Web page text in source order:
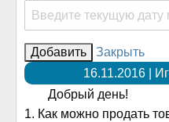
Закрыть
16.11.2016 |
Добрый день!
1. Как можно продать